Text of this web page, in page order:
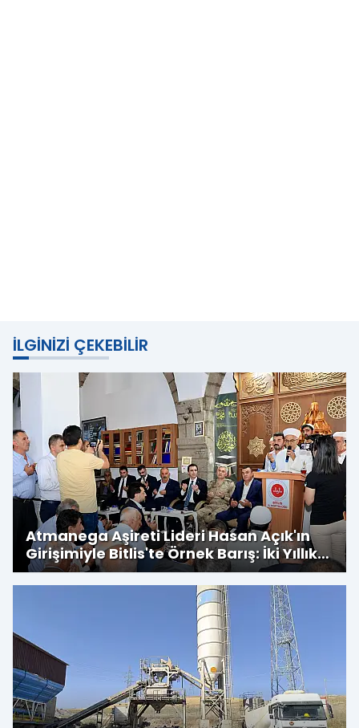
İLGINIZI ÇEKEBILIR
Atmanega Aşireti Lideri Hasan Açık'ın
Girişimiyle Bitlis'te Örnek Barış: İki Yıllık
Husumet Sona Erdi